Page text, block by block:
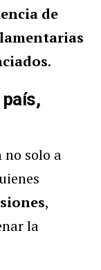
de
.
no solo a
,
la